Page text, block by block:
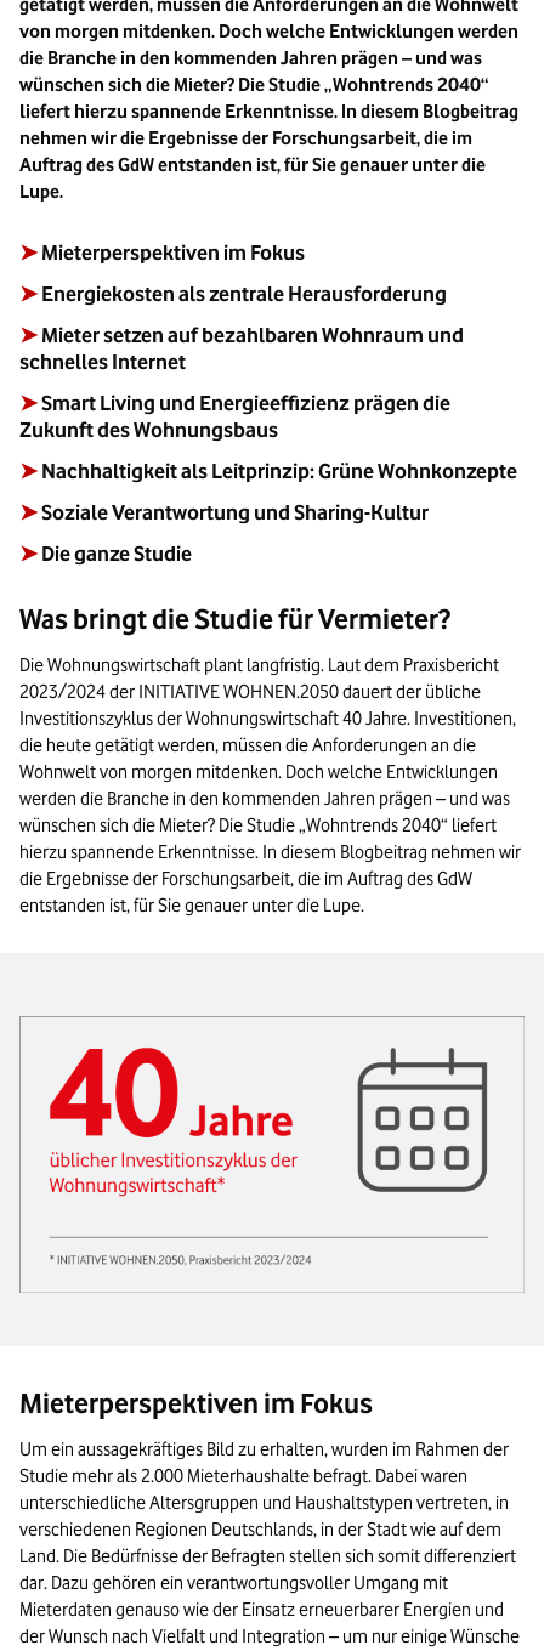
getätigt werden, müssen die Anforderungen an die Wohnwelt
von morgen mitdenken. Doch welche Entwicklungen werden
die Branche in den kommenden Jahren prägen – und was
wünschen sich die Mieter? Die Studie „Wohntrends 2040“
liefert hierzu spannende Erkenntnisse. In diesem Blogbeitrag
nehmen wir die Ergebnisse der Forschungsarbeit, die im
Auftrag des GdW entstanden ist, für Sie genauer unter die
Lupe.
➤ Mieterperspektiven im Fokus
➤ Energiekosten als zentrale Herausforderung
➤ Mieter setzen auf bezahlbaren Wohnraum und
schnelles Internet
➤Smart Living und Energieeffizienz prägen die
Zukunft des Wohnungsbaus
➤ Nachhaltigkeit als Leitprinzip: Grüne Wohnkonzepte
➤Soziale Verantwortung und Sharing-Kultur
➤ Die ganze Studie
Was bringt die Studie für Vermieter?
Die Wohnungswirtschaft plant langfristig. Laut dem Praxisbericht
2023/2024 der INITIATIVE WOHNEN.2050 dauert der übliche
Investitionszyklus der Wohnungswirtschaft 40 Jahre. Investitionen,
die heute getätigt werden, müssen die Anforderungen an die
Wohnwelt von morgen mitdenken. Doch welche Entwicklungen
werden die Branche in den kommenden Jahren prägen – und was
wünschen sich die Mieter? Die Studie „Wohntrends 2040“ liefert
hierzu spannende Erkenntnisse. In diesem Blogbeitrag nehmen wir
die Ergebnisse der Forschungsarbeit, die im Auftrag des GdW
entstanden ist, für Sie genauer unter die Lupe.
Mieterperspektiven im Fokus
Um ein aussagekräftiges Bild zu erhalten, wurden im Rahmen der
Studie mehr als 2.000 Mieterhaushalte befragt. Dabei waren
unterschiedliche Altersgruppen und Haushaltstypen vertreten, in
verschiedenen Regionen Deutschlands, in der Stadt wie auf dem
Land. Die Bedürfnisse der Befragten stellen sich somit differenziert
dar. Dazu gehören ein verantwortungsvoller Umgang mit
Mieterdaten genauso wie der Einsatz erneuerbarer Energien und
der Wunsch nach Vielfalt und Integration – um nur einige Wünsche